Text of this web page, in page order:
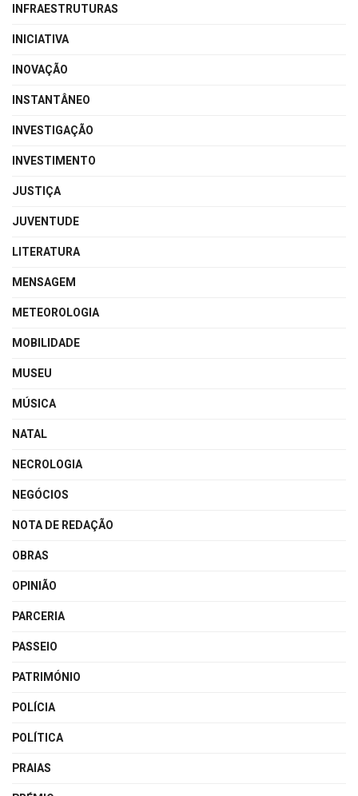
INFRAESTRUTURAS
INICIATIVA
INOVAÇÃO
INSTANTÂNEO
INVESTIGAÇÃO
INVESTIMENTO
JUSTIÇA
JUVENTUDE
LITERATURA
MENSAGEM
METEOROLOGIA
MOBILIDADE
MUSEU
MÚSICA
NATAL
NECROLOGIA
NEGÓCIOS
NOTA DE REDAÇÃO
OBRAS
OPINIÃO
PARCERIA
PASSEIO
PATRIMÓNIO
POLÍCIA
POLÍTICA
PRAIAS